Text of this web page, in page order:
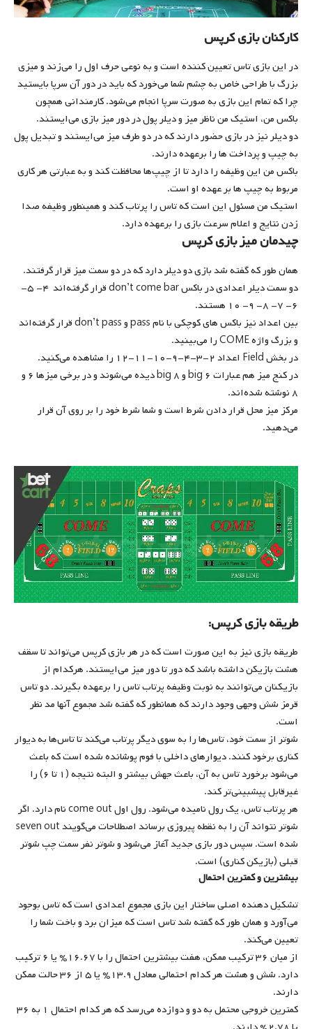
کارکنان بازی کرپس
در این بازی تاس تعیین کننده است و به نوعی حرف اول را می‌زند و میزی
بزرگ با طراحی خاص به چشم شما می‌خورد که باید در دور آن سرپا بایستید
چرا که تمام این بازی به صورت سرپا انجام می‌شود. کارمندانی همچون
باکس‌ من، استیک ‌من ناظر میز و دیلر پول در دور میز بازی می‌ایستند.
دو دیلر نیز در بازی حضور دارند که در دو طرف میز می‌ایستند و تبدیل پول
به چیپ و پرداخت ها را برعهده دارند.
باکس من این وظیفه را دارد تا از چیپ‌ها محافظت کند و به عبارتی هر کاری
مربوط به چیپ ها بر عهده او است.
استیک ‌من مسئول این است که تاس را پرتاب کند و همینطور وظیفه صدا
زدن نتایج و اعلام سرعت بازی را برعهده دارد.
چیدمان میز بازی کرپس
همان طور که گفته شد بازی دو دیلر دارد که در دو سمت میز قرار گرفتند.
دو سمت دیلر اعدادی در باکس don’t come bar قرار گرفته‌اند ۴- ۵-
۶- ۷- ۸- ۹- ۱۰ هستند.
بین اعداد نیز باکس های کوچکی با نام pass و don’t pass قرار گرفته‌اند
و بزرگ واژه COME را می‌بینید.
در بخش Field اعداد ۲-۳-۴-۹-۱۰-۱۱-۱۲ را مشاهده می‌کنید.
در کنج میز هم عبارات big ۶ و big ۸ دیده می‌شوند و در برخی میزها ۶ و
۸ نوشته شده‌اند.
مرکز میز محل قرار دادن شرط است و شما شرط خود را بر روی آن قرار
می‌دهید.
طریقه بازی کرپس:
طریقه بازی نیز به این صورت است که در هر بازی کرپس می‌تواند تا سقف
هشت بازیکن داشته باشد که دور تا دور میز می‌ایستند. هرکدام از
بازیکنان می‌توانند به نوبت وظیفه پرتاب تاس را برعهده بگیرند. دو تاس
قرمز شش وجهی وجود دارند که همانطور که گفته شد مجموع آنها مد نظر
است.
شوتر از سمت خود، تاس‌ها را به سوی دیگر پرتاب می‌کند تا تاس‌ها به دیوار
کناری برخود کنند. دیوارهای داخلی با فوم پوشانده شده است که باعث
می‌شود برخورد تاس به آن، باعث جهش بیشتر و البته نتیجه (۱ تا ۶) را
غیرقابل پیشبینی‌تر کند.
هر پرتاب تاس، یک رول نامیده می‌شود. رول اول come out نام دارد. اگر
شوتر نتواند آن را به نقطه پیروزی برساند اصطلاحات می‌گویند seven out
شده است. سپس دور بازی جدید آغاز می‌شود و شوتر نفر سمت چپ شوتر
قبلی (بازیکن کناری) است.
بیشترین و کمترین احتمال
تشکیل دهنده اصلی ساختار این بازی مجموع اعدادی است که تاس بوجود
می‌آورد و همان طور که گفته شد تاس است که میزان برد و باخت شما را
تعیین می‌کند.
از میان ۳۶ ترکیب ممکن، هفت بیشترین احتمال را با ۱۶.۶۷% یا ۶ ترکیب
دارد. شش و هشت هر کدام احتمالی معادل ۱۳.۹% یا ۵ از ۳۶ حالت ممکن
دارند.
کمترین خروجی محتمل به دو و دوازده می‌رسد که هر کدام احتمال ۱ به ۳۶